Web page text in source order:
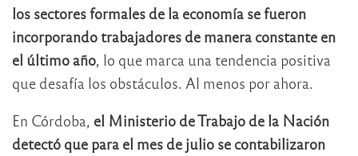
los sectores formales de la economía se fueron
incorporando trabajadores de manera constante en
el último año, lo que marca una tendencia positiva
que desafía los obstáculos. Al menos por ahora.
En Córdoba, el Ministerio de Trabajo de la Nación
detectó que para el mes de julio se contabilizaron